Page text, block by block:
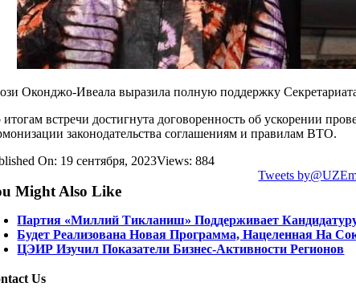
Оконджо-Ивеала выразила полную поддержку
встречи достигнута договоренность об ускорении
законодательства соглашениям и правилам ВТО.
On: 19 сентября, 2023Views: 884
Tweets
Might Also Like
Партия «Миллий Тикланиш» Поддерживает
Будет Реализована Новая Программа, Нацеленная На
ЦЭИР Изучил Показатели Бизнес-Активности Регионов
Us